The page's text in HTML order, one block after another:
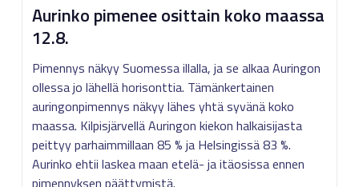
Aurinko pimenee osittain koko maassa
12.8.
Pimennys näkyy Suomessa illalla, ja se alkaa Auringon
ollessa jo lähellä horisonttia. Tämänkertainen
auringonpimennys näkyy lähes yhtä syvänä koko
maassa. Kilpisjärvellä Auringon kiekon halkaisijasta
peittyy parhaimmillaan 85 % ja Helsingissä 83 %.
Aurinko ehtii laskea maan etelä- ja itäosissa ennen
pimennyksen päättymistä.